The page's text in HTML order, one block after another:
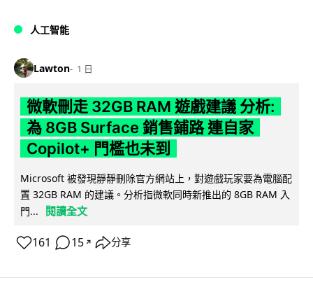
人工智能
Lawton 1 日
微軟刪走 32GB RAM 遊戲建議 分析:
為 8GB Surface 銷售鋪路 連自家
Copilot+ 門檻也未到
Microsoft 被發現靜靜刪除官方網站上，對遊戲玩家要為電腦配
置 32GB RAM 的建議。分析指微軟同時新推出的 8GB RAM 入
門...
閱讀全文
161 15 ↗ 分享